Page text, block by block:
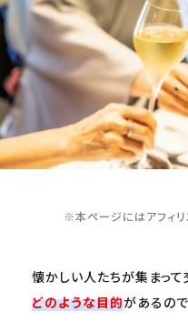
※本ページにはアフィリ
懐かしい人たちが集まっ
どのような目的があるので